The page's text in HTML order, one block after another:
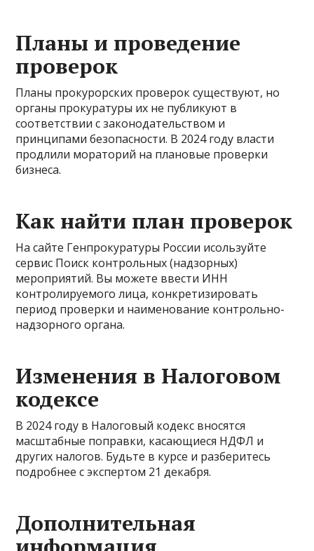
Планы и проведение
проверок
Планы прокурорских проверок существуют, но
органы прокуратуры их не публикуют в
соответствии с законодательством и
принципами безопасности. В 2024 году власти
продлили мораторий на плановые проверки
бизнеса.
Как найти план проверок
На сайте Генпрокуратуры России исользуйте
сервис Поиск контрольных (надзорных)
мероприятий. Вы можете ввести ИНН
контролируемого лица, конкретизировать
период проверки и наименование контрольно-
надзорного органа.
Изменения в Налоговом
кодексе
В 2024 году в Налоговый кодекс вносятся
масштабные поправки, касающиеся НДФЛ и
других налогов. Будьте в курсе и разберитесь
подробнее с экспертом 21 декабря.
Дополнительная